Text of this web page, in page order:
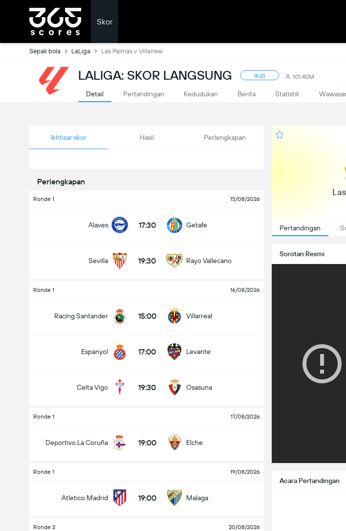
Skor
Sepak bola LaLiga Las Palmas v Villarreal
LALIGA: SKOR LANGSUNG Ikuti 101.40M
Detail Pertandingan Kedudukan Berita Statistik
Ikhtisar skor Hasil Perlengkapan
Perlengkapan
Ronde 1 15/08/2026
Alaves 17:30 Getafe
Sevilla 19:30 Rayo Vallecano
Ronde 1 16/08/2026
Racing Santander 15:00 Villarreal
Espanyol 17:00 Levante
Celta Vigo 19:30 Osasuna
Ronde 1 17/08/2026
Deportivo La Coruña 19:00 Elche
Ronde 1 19/08/2026
Atletico Madrid 19:00 Malaga
Ronde 2 20/08/2026
Pertandingan
Sorotan Resmi
Acara Pertandingan